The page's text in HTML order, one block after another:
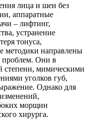
лица и шеи без
аппаратные
– лифтинг,
устранение
тонуса,
методики направлены
Они в
степени, мимическими
уголков губ,
Однако для
морщин
хирурга.